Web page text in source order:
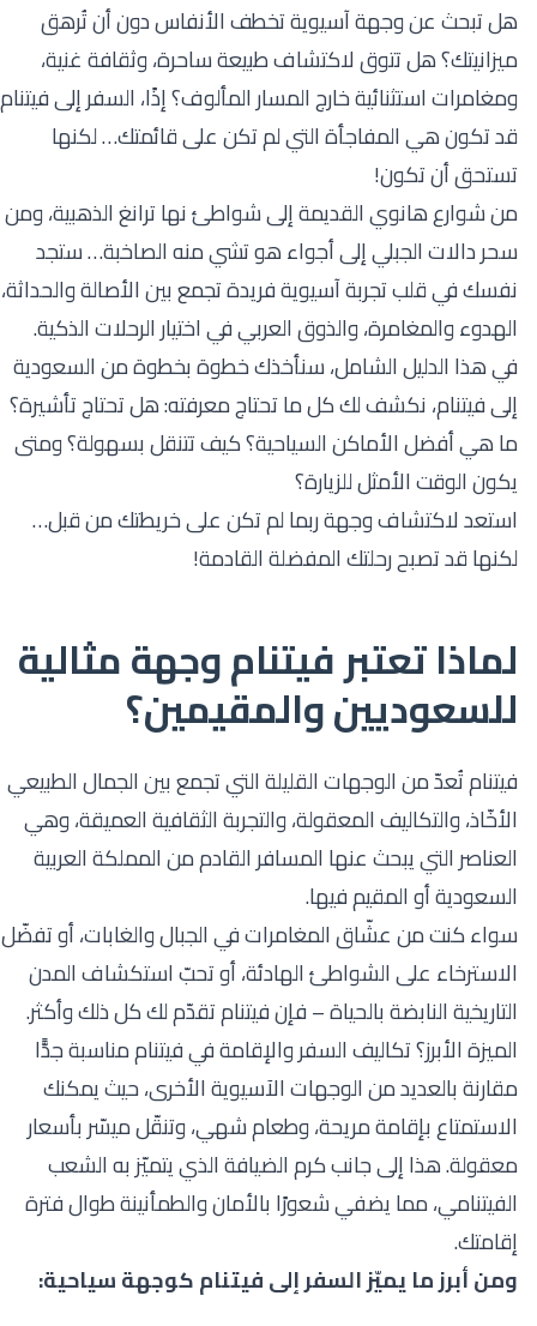
هل تبحث عن وجهة آسيوية تخطف الأنفاس دون أن تُرهق
ميزانيتك؟ هل تتوق لاكتشاف طبيعة ساحرة، وثقافة غنية،
ومغامرات استثنائية خارج المسار المألوف؟ إذًا، السفر إلى فيتنام
قد تكون هي المفاجأة التي لم تكن على قائمتك… لكنها
تستحق أن تكون!
من شوارع هانوي القديمة إلى شواطئ نها ترانغ الذهبية، ومن
سحر دالات الجبلي إلى أجواء هو تشي منه الصاخبة… ستجد
نفسك في قلب تجربة آسيوية فريدة تجمع بين الأصالة والحداثة،
الهدوء والمغامرة، والذوق العربي في اختيار الرحلات الذكية.
في هذا الدليل الشامل، سنأخذك خطوة بخطوة من السعودية
إلى فيتنام، نكشف لك كل ما تحتاج معرفته: هل تحتاج تأشيرة؟
ما هي أفضل الأماكن السياحية؟ كيف تتنقل بسهولة؟ ومتى
يكون الوقت الأمثل للزيارة؟
استعد لاكتشاف وجهة ربما لم تكن على خريطتك من قبل…
لكنها قد تصبح رحلتك المفضلة القادمة!
لماذا تعتبر فيتنام وجهة مثالية
للسعوديين والمقيمين؟
فيتنام تُعدّ من الوجهات القليلة التي تجمع بين الجمال الطبيعي
الأخّاذ، والتكاليف المعقولة، والتجربة الثقافية العميقة، وهي
العناصر التي يبحث عنها المسافر القادم من المملكة العربية
السعودية أو المقيم فيها.
سواء كنت من عشّاق المغامرات في الجبال والغابات، أو تفضّل
الاسترخاء على الشواطئ الهادئة، أو تحبّ استكشاف المدن
التاريخية النابضة بالحياة – فإن فيتنام تقدّم لك كل ذلك وأكثر.
الميزة الأبرز؟ تكاليف السفر والإقامة في فيتنام مناسبة جدًّا
مقارنة بالعديد من الوجهات الآسيوية الأخرى، حيث يمكنك
الاستمتاع بإقامة مريحة، وطعام شهي، وتنقّل ميسّر بأسعار
معقولة. هذا إلى جانب كرم الضيافة الذي يتميّز به الشعب
الفيتنامي، مما يضفي شعورًا بالأمان والطمأنينة طوال فترة
إقامتك.
ومن أبرز ما يميّز السفر إلى فيتنام كوجهة سياحية: